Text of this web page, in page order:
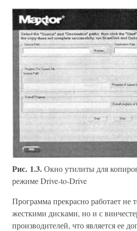
Рис. 1.3.Окно утилиты для
режиме Drive-to-Drive
Программа прекрасно работает не
жесткими дисками, но и с
производителей, что является ее